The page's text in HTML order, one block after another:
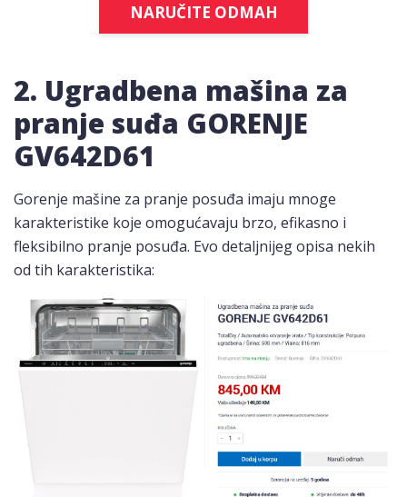
NARUČITE ODMAH
2. Ugradbena mašina za
pranje suđa GORENJE
GV642D61
Gorenje mašine za pranje posuđa imaju mnoge
karakteristike koje omogućavaju brzo, efikasno i
fleksibilno pranje posuđa. Evo detaljnijeg opisa nekih
od tih karakteristika: